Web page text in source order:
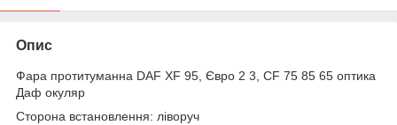
Опис
Фара протитуманна DAF XF 95, Євро 2 3, CF 75 85 65 оптика
Даф окуляр
Сторона встановлення: ліворуч